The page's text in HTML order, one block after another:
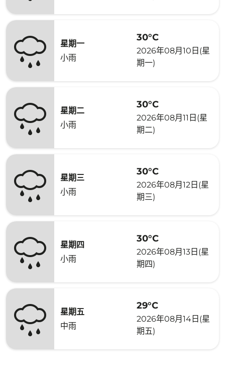
星期一
小雨
30°C
2026年08月10日(星
期一)
星期二
小雨
30°C
2026年08月11日(星
期二)
星期三
小雨
30°C
2026年08月12日(星
期三)
星期四
小雨
30°C
2026年08月13日(星
期四)
星期五
中雨
29°C
2026年08月14日(星
期五)